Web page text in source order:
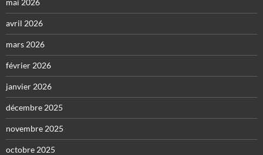
avril 2026
mars 2026
février 2026
janvier 2026
décembre 2025
novembre 2025
octobre 2025